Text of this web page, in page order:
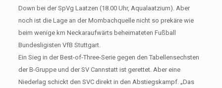
Down bei der SpVg Laatzen (18.00 Uhr, Aqualaatzium). Aber
noch ist die Lage an der Mombachquelle nicht so prekäre wie
beim wenige km Neckaraufwärts beheimateten Fußball
Bundesligisten VfB Stuttgart.
Ein Sieg in der Best-of-Three-Serie gegen den Tabellensechsten
der B-Gruppe und der SV Cannstatt ist gerettet. Aber eine
Niederlag schickt den SVC direkt in den Abstiegskampf. „Das